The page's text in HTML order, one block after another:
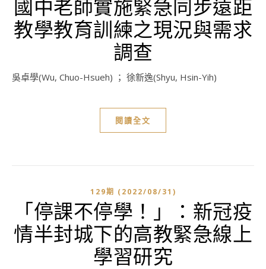
國中老師實施緊急同步遠距
教學教育訓練之現況與需求
調查
吳卓學(Wu, Chuo-Hsueh) ； 徐新逸(Shyu, Hsin-Yih)
閱讀全文
129期 (2022/08/31)
「停課不停學！」：新冠疫
情半封城下的高教緊急線上
學習研究